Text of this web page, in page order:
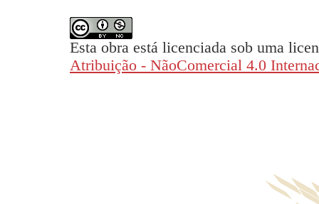
Esta obra está licenciada sob uma
Atribuição - NãoComercial 4.0